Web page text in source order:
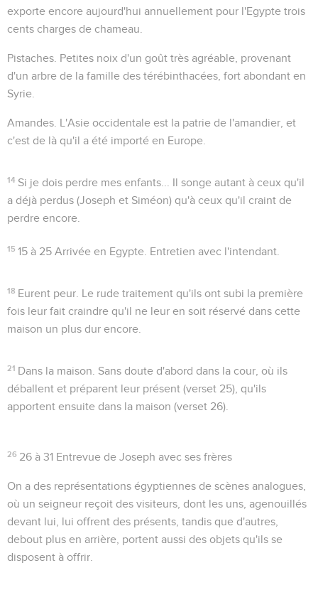
exporte encore aujourd'hui annuellement pour l'Egypte trois
cents charges de chameau.
Pistaches . Petites noix d'un goût très agréable, provenant
d'un arbre de la famille des térébinthacées, fort abondant en
Syrie.
Amandes . L'Asie occidentale est la patrie de l'amandier, et
c'est de là qu'il a été importé en Europe.
14 Si je dois perdre mes enfants...
Il songe autant à ceux qu'il
a déjà perdus (Joseph et Siméon) qu'à ceux qu'il craint de
perdre encore.
15 15 à 25 Arrivée en Egypte. Entretien avec l'intendant.
18 Eurent peur . Le rude traitement qu'ils ont subi la première
fois leur fait craindre qu'il ne leur en soit réservé dans cette
maison un plus dur encore.
21 Dans la maison . Sans doute d'abord dans la cour, où ils
déballent et préparent leur présent (verset 25), qu'ils
apportent ensuite dans la maison (verset 26).
26 26 à 31 Entrevue de Joseph avec ses frères
On a des représentations égyptiennes de scènes analogues,
où un seigneur reçoit des visiteurs, dont les uns, agenouillés
devant lui, lui offrent des présents, tandis que d'autres,
debout plus en arrière, portent aussi des objets qu'ils se
disposent à offrir.